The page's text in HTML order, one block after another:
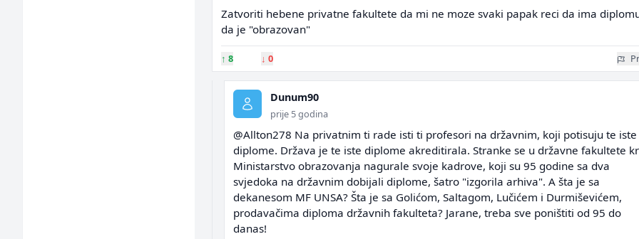
Zatvoriti hebene privatne fakultete da mi ne moze svaki papak reci da ima
da je "obrazovan"
↑ 8 ↓ 0
Dunum90
prije 5 godina
@Allton278 Na privatnim ti rade isti ti profesori na državnim, koji potisuju te iste
diplome. Država je te iste diplome akreditirala. Stranke se u državne fakultete
Ministarstvo obrazovanja nagurale svoje kadrove, koji su 95 godine sa dva
svjedoka na državnim dobijali diplome, šatro "izgorila arhiva". A šta je sa
dekanesom MF UNSA? Šta je sa Golićom, Saltagom, Lučićem i Durmiševićem,
prodavačima diploma državnih fakulteta? Jarane, treba sve poništiti od 95 do
danas!